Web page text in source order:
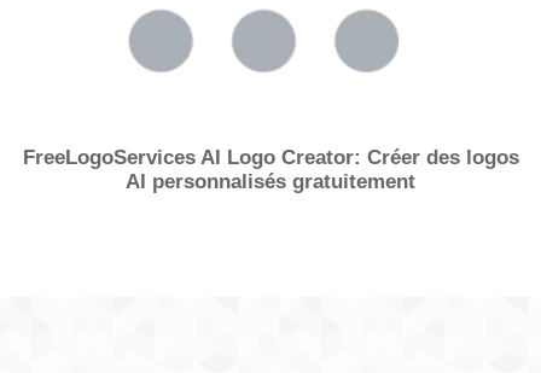
FreeLogoServices AI Logo Creator: Créer des logos
AI personnalisés gratuitement